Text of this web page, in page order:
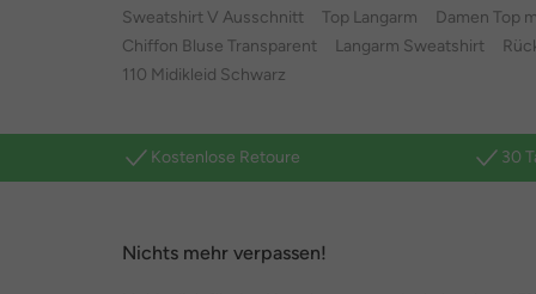
Sweatshirt V Ausschnitt
Top Langarm
Damen Top
Chiffon Bluse Transparent
Langarm Sweatshirt
110 Midikleid Schwarz
Kostenlose Retoure 30
Nichts mehr verpassen!